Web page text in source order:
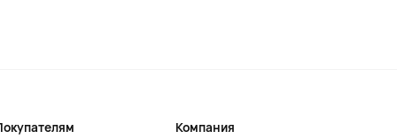
Компания